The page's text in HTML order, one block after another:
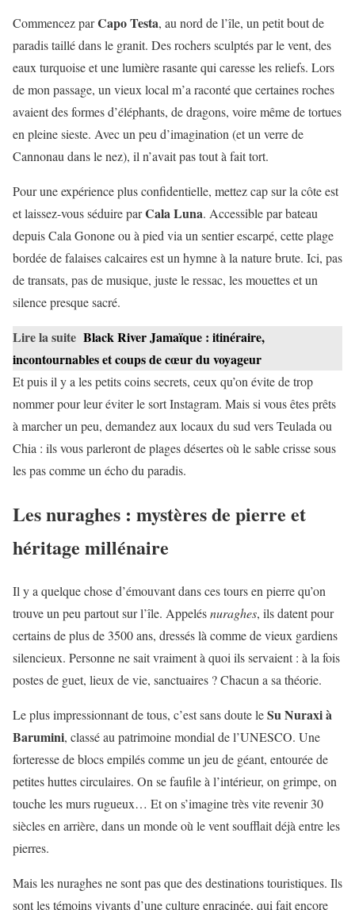
Commencez parCapo Testa, au nord de l’île, un petit bout de
paradis taillé dans le granit. Des rochers sculptés par le vent, des
eaux turquoise et une lumière rasante qui caresse les reliefs. Lors
de mon passage, un vieux local m’a raconté que certaines roches
avaient des formes d’éléphants, de dragons, voire même de tortues
en pleine sieste. Avec un peu d’imagination (et un verre de
Cannonau dans le nez), il n’avait pas tout à fait tort.
Pour une expérience plus confidentielle, mettez cap sur la côte est
et laissez-vous séduire parCala Luna. Accessible par bateau
depuis Cala Gonone ou à pied via un sentier escarpé, cette plage
bordée de falaises calcaires est un hymne à la nature brute. Ici, pas
de transats, pas de musique, juste le ressac, les mouettes et un
silence presque sacré.
Lire la suite Black River Jamaïque : itinéraire,
incontournables et coups de cœur du voyageur
Et puis il y a les petits coins secrets, ceux qu’on évite de trop
nommer pour leur éviter le sort Instagram. Mais si vous êtes prêts
à marcher un peu, demandez aux locaux du sud vers Teulada ou
Chia : ils vous parleront de plages désertes où le sable crisse sous
les pas comme un écho du paradis.
Les nuraghes : mystères de pierre et
héritage millénaire
Il y a quelque chose d’émouvant dans ces tours en pierre qu’on
trouve un peu partout sur l’île. Appelésnuraghes, ils datent pour
certains de plus de 3500 ans, dressés là comme de vieux gardiens
silencieux. Personne ne sait vraiment à quoi ils servaient : à la fois
postes de guet, lieux de vie, sanctuaires ? Chacun a sa théorie.
Le plus impressionnant de tous, c’est sans doute leSu Nuraxi à
Barumini, classé au patrimoine mondial de l’UNESCO. Une
forteresse de blocs empilés comme un jeu de géant, entourée de
petites huttes circulaires. On se faufile à l’intérieur, on grimpe, on
touche les murs rugueux… Et on s’imagine très vite revenir 30
siècles en arrière, dans un monde où le vent soufflait déjà entre les
pierres.
Mais les nuraghes ne sont pas que des destinations touristiques. Ils
sont les témoins vivants d’une culture enracinée, qui fait encore